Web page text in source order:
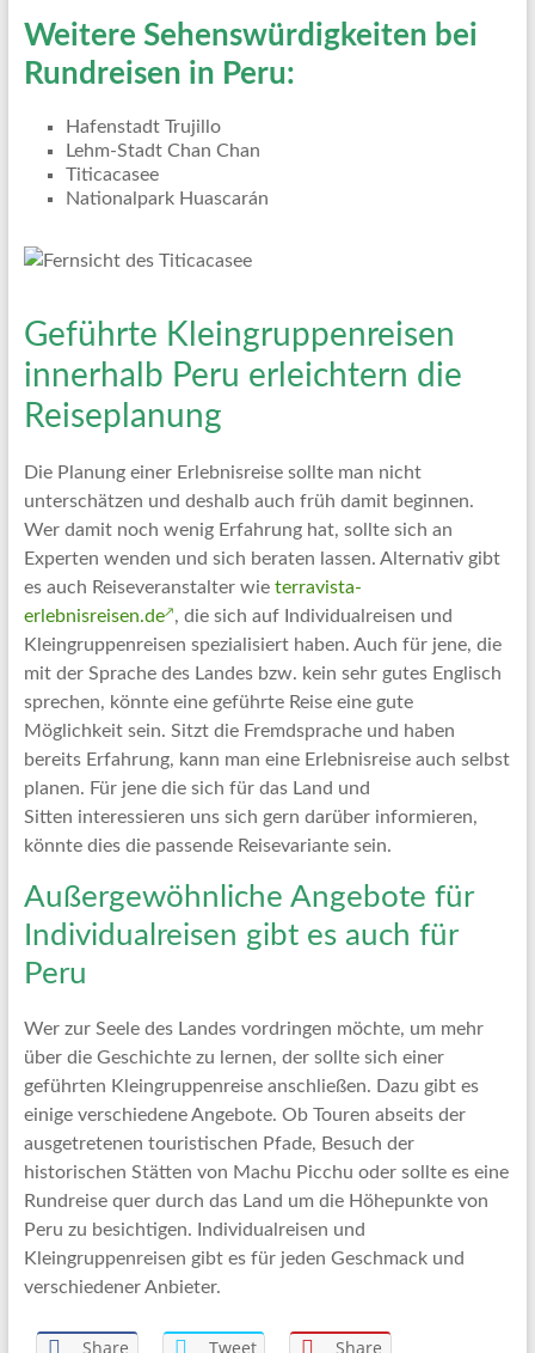
Weitere Sehenswürdigkeiten bei
Rundreisen in Peru:
Hafenstadt Trujillo
Lehm-Stadt Chan Chan
Titicacasee
Nationalpark Huascarán
Geführte Kleingruppenreisen
innerhalb Peru erleichtern die
Reiseplanung
Die Planung einer Erlebnisreise sollte man nicht
unterschätzen und deshalb auch früh damit beginnen.
Wer damit noch wenig Erfahrung hat, sollte sich an
Experten wenden und sich beraten lassen. Alternativ gibt
es auch Reiseveranstalter wie terravista-
erlebnisreisen.de , die sich auf Individualreisen und
Kleingruppenreisen spezialisiert haben. Auch für jene, die
mit der Sprache des Landes bzw. kein sehr gutes Englisch
sprechen, könnte eine geführte Reise eine gute
Möglichkeit sein. Sitzt die Fremdsprache und haben
bereits Erfahrung, kann man eine Erlebnisreise auch selbst
planen. Für jene die sich für das Land und
Sitten interessieren uns sich gern darüber informieren,
könnte dies die passende Reisevariante sein.
Außergewöhnliche Angebote für
Individualreisen gibt es auch für
Peru
Wer zur Seele des Landes vordringen möchte, um mehr
über die Geschichte zu lernen, der sollte sich einer
geführten Kleingruppenreise anschließen. Dazu gibt es
einige verschiedene Angebote. Ob Touren abseits der
ausgetretenen touristischen Pfade, Besuch der
historischen Stätten von Machu Picchu oder sollte es eine
Rundreise quer durch das Land um die Höhepunkte von
Peru zu besichtigen. Individualreisen und
Kleingruppenreisen gibt es für jeden Geschmack und
verschiedener Anbieter.
Share Tweet Share